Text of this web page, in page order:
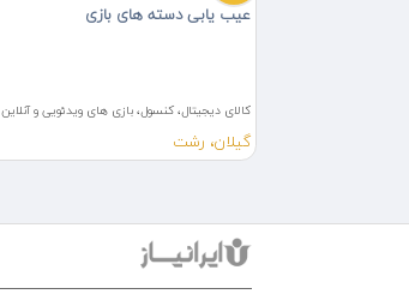
عیب یابی دسته های بازی
کالای دیجیتال، کنسول، بازی های ویدئویی و آنلاین
گیلان، رشت